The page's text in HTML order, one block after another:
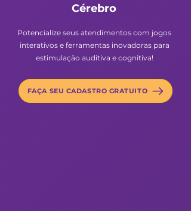
Cérebro
Potencialize seus atendimentos com jogos
interativos e ferramentas inovadoras para
estimulação auditiva e cognitiva!
FAÇA SEU CADASTRO GRATUITO